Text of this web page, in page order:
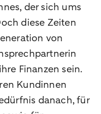
der sich ums
diese Zeiten
von
Finanzen sein.
Kundinnen
danach, für